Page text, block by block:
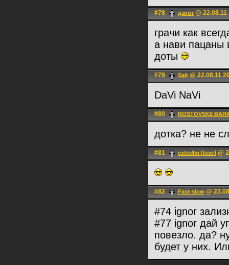
#78 дзирт @ 22.08.11
грачи как
а нави пацаны
доты
#79 Salt @ 22.08.11
DaVi NaVi
#80 ROSTOVSKII
дотка? не не
#81 extre4m [love] @
#82 Fast-slow @
#74 ignоr
#77 ignоr дай
повезло. да?
будет у них.